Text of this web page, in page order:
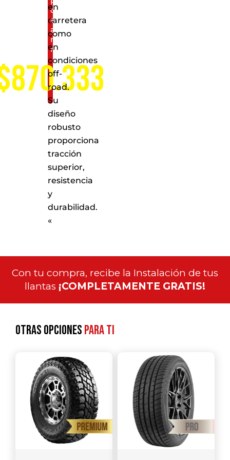
de
servicio
a
nivel
nacional
en
carretera
como
en
condiciones
off-
road.
Su
diseño
robusto
proporciona
tracción
superior,
resistencia
y
durabilidad.
«
Con tu compra, recibe la Instalación de tus
llantas ¡COMPLETAMENTE GRATIS!
Otras opcionespara ti